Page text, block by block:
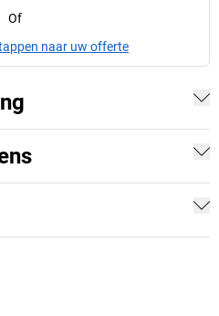
Of
naar uw offerte